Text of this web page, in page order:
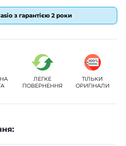
з гарантією 2 роки
ЛЕГКЕ
ПОВЕРНЕННЯ
ТІЛЬКИ
ОРИГІНАЛИ